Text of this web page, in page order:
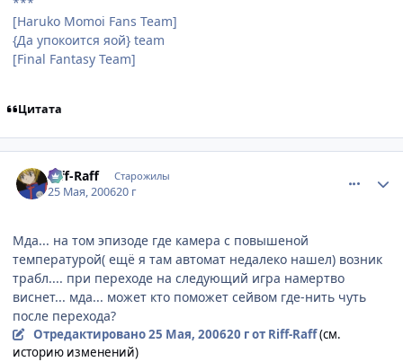
[Haruko Momoi Fans Team]
{Да упокоится яой} team
[Final Fantasy Team]
Цитата
Riff-Raff Старожилы
25 Мая, 200620 г
Мда... на том эпизоде где камера с повышеной
температурой( ещё я там автомат недалеко нашел) возник
трабл.... при переходе на следующий игра намертво
виснет... мда... может кто поможет сейвом где-нить чуть
после перехода?
Отредактировано25 Мая, 200620 гот Riff-Raff(см.
историю изменений)